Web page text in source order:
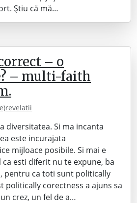
Știu că mă…
– o
– multi-faith
diversitatea. Si ma incanta
este incurajata
mijloace posibile. Si mai e
esti diferit nu te expune, ba
pentru ca toti sunt politically
politically corectness a ajuns sa
crez, un fel de a…